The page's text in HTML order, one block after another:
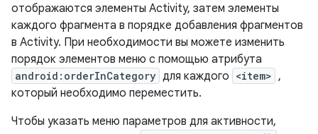
отображаются элементы Activity, затем элементы
каждого фрагмента в порядке добавления фрагментов
в Activity. При необходимости вы можете изменить
порядок элементов меню с помощью атрибута
android:orderInCategory для каждого <item> ,
который необходимо переместить.
Чтобы указать меню параметров для активности,